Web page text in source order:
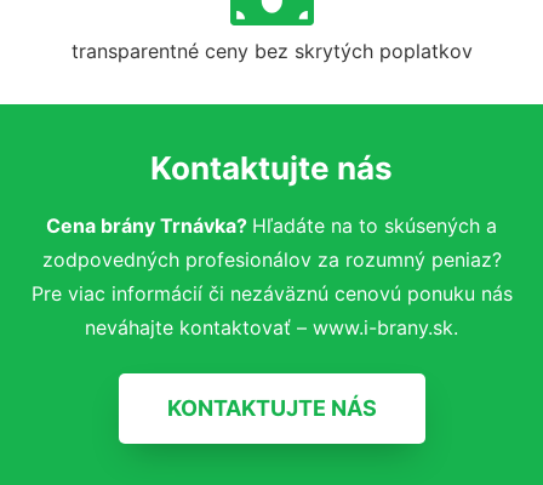
transparentné ceny bez skrytých poplatkov
Kontaktujte nás
Cena brány Trnávka? Hľadáte na to skúsených a
zodpovedných profesionálov za rozumný peniaz?
Pre viac informácií či nezáväznú cenovú ponuku nás
neváhajte kontaktovať – www.i-brany.sk.
KONTAKTUJTE NÁS